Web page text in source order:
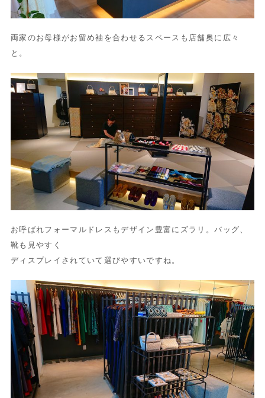
両家のお母様がお留め袖を合わせるスペースも店舗奥に広々
と。
お呼ばれフォーマルドレスもデザイン豊富にズラリ。バッグ、
靴も見やすく
ディスプレイされていて選びやすいですね。